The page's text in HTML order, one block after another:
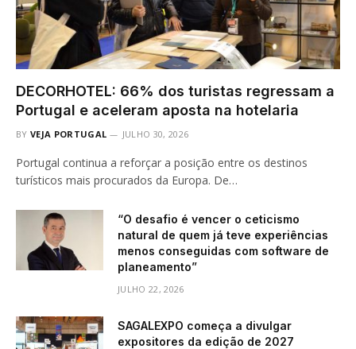
DECORHOTEL: 66% dos turistas regressam a
Portugal e aceleram aposta na hotelaria
BY VEJA PORTUGAL JULHO 30, 2026
Portugal continua a reforçar a posição entre os destinos
turísticos mais procurados da Europa. De…
“O desafio é vencer o ceticismo
natural de quem já teve experiências
menos conseguidas com software de
planeamento”
JULHO 22, 2026
SAGALEXPO começa a divulgar
expositores da edição de 2027